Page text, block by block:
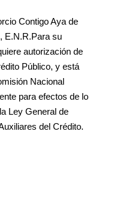
Contigo Aya de
E.N.R.Para su
autorización de
Público, y está
Nacional
para efectos de lo
Ley General de
del Crédito.